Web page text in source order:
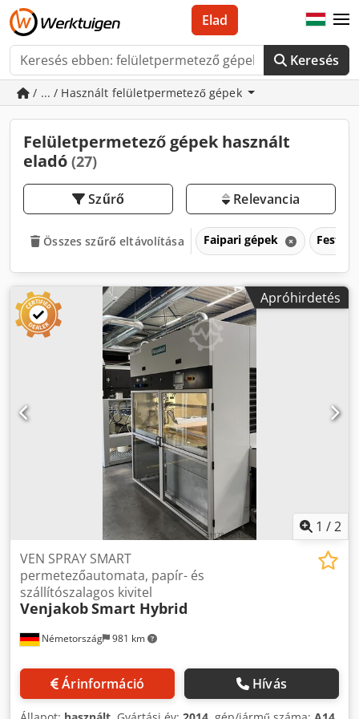
Keresés
Elad
/ ... / Használt felületpermetező gépek
Felületpermetező gépek használt
eladó (27)
Szűrő Relevancia
Összes szűrő eltávolítása Faipari gépek
Apróhirdetés
1 /2
Németország 981 km
VEN SPRAY SMART
permetezőautomata, papír- és
szállítószalagos kivitel
VenjakobSmart Hybrid
Árinformáció Hívás